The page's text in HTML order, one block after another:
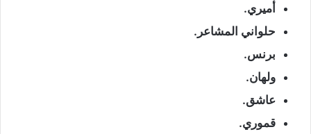
أميري.
حلواني المشاعر.
برنس.
ولهان.
عاشق.
قموري.